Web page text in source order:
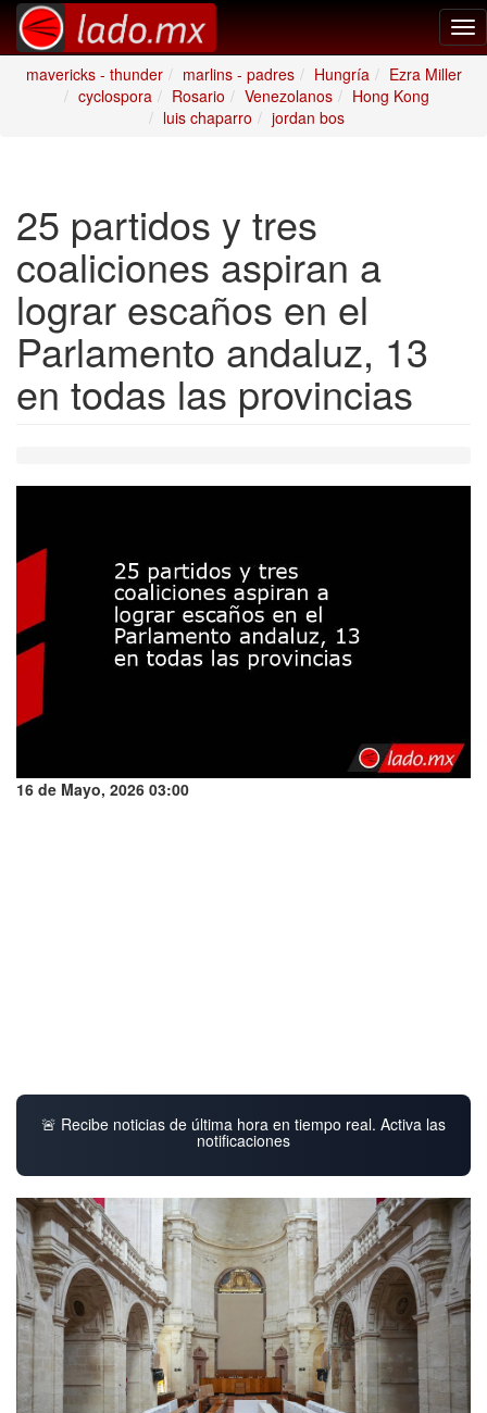
mavericks - thunder
marlins - padres Hungría
Ezra Miller
cyclospora
Rosario Venezolanos
Hong Kong
luis chaparro
jordan bos
25 partidos y tres
coaliciones aspiran a
lograr escaños en el
Parlamento andaluz, 13
en todas las provincias
16 de Mayo, 2026 03:00
🚨 Recibe noticias de última hora en tiempo real. Activa las
notificaciones